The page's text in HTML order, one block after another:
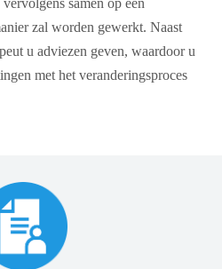
samen op een
zal worden gewerkt. Naast
u adviezen geven, waardoor u
met het veranderingsproces